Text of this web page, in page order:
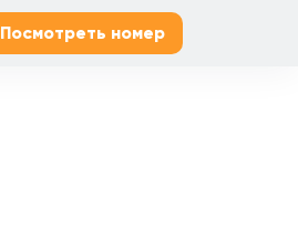
Посмотреть номер